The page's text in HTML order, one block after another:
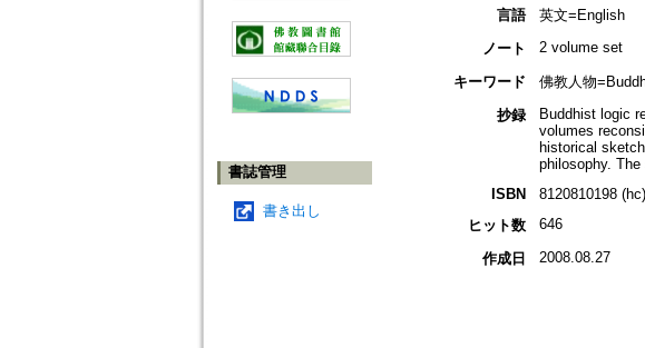
書誌管理
書き出し
言語
英文=English
ノート
2 volume set
キーワード
佛教人物
抄録
Buddhist logic
volumes
historical
philosophy.
ISBN
8120810198
ヒット数
646
作成日 2008.08.27